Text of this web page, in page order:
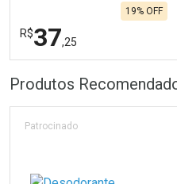
R$37,25
19% OFF
Laboratório
Por Menos
Produtos
Patrocinado